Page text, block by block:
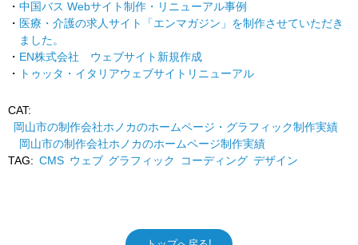
中国バス Webサイト制作・リニューアル事例
医療・介護の求人サイト「エンマガジン」を制作させていただき
ました。
EN株式会社 ウェブサイト新規作成
トゥッタ・イタリアウェブサイトリニューアル
CAT:
岡山市の制作会社ホノカのホームページ・グラフィック制作実績
岡山市の制作会社ホノカのホームページ制作実績
TAG: CMS ウェブ グラフィック コーディング デザイン